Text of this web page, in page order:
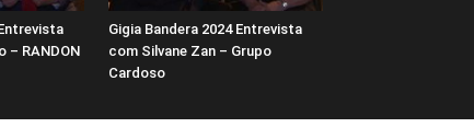
– RANDON
Gigia Bandera 2024 Entrevista
com Silvane Zan – Grupo
Cardoso